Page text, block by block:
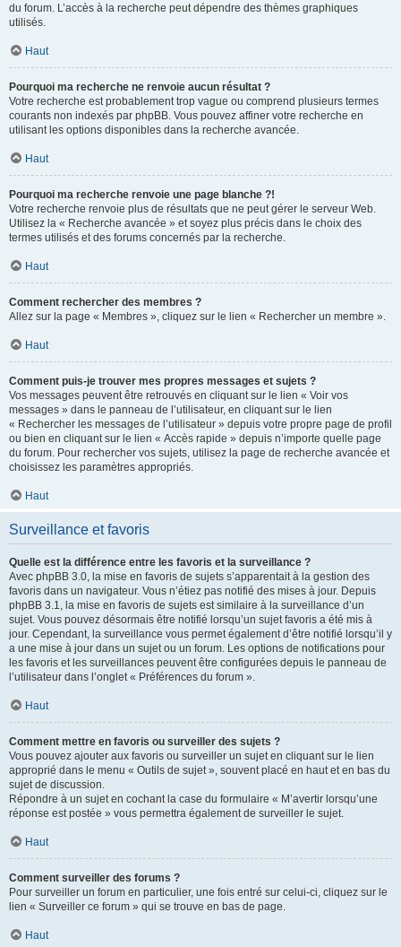
du forum. L’accès à la recherche peut dépendre des thèmes graphiques
utilisés.
Haut
Pourquoi ma recherche ne renvoie aucun résultat ?
Votre recherche est probablement trop vague ou comprend plusieurs termes
courants non indexés par phpBB. Vous pouvez affiner votre recherche en
utilisant les options disponibles dans la recherche avancée.
Haut
Pourquoi ma recherche renvoie une page blanche ?!
Votre recherche renvoie plus de résultats que ne peut gérer le serveur Web.
Utilisez la « Recherche avancée » et soyez plus précis dans le choix des
termes utilisés et des forums concernés par la recherche.
Haut
Comment rechercher des membres ?
Allez sur la page « Membres », cliquez sur le lien « Rechercher un membre ».
Haut
Comment puis-je trouver mes propres messages et sujets ?
Vos messages peuvent être retrouvés en cliquant sur le lien « Voir vos
messages » dans le panneau de l’utilisateur, en cliquant sur le lien
« Rechercher les messages de l’utilisateur » depuis votre propre page de profil
ou bien en cliquant sur le lien « Accès rapide » depuis n’importe quelle page
du forum. Pour rechercher vos sujets, utilisez la page de recherche avancée et
choisissez les paramètres appropriés.
Haut
Surveillance et favoris
Quelle est la différence entre les favoris et la surveillance ?
Avec phpBB 3.0, la mise en favoris de sujets s’apparentait à la gestion des
favoris dans un navigateur. Vous n’étiez pas notifié des mises à jour. Depuis
phpBB 3.1, la mise en favoris de sujets est similaire à la surveillance d’un
sujet. Vous pouvez désormais être notifié lorsqu’un sujet favoris a été mis à
jour. Cependant, la surveillance vous permet également d’être notifié lorsqu’il y
a une mise à jour dans un sujet ou un forum. Les options de notifications pour
les favoris et les surveillances peuvent être configurées depuis le panneau de
l’utilisateur dans l’onglet « Préférences du forum ».
Haut
Comment mettre en favoris ou surveiller des sujets ?
Vous pouvez ajouter aux favoris ou surveiller un sujet en cliquant sur le lien
approprié dans le menu « Outils de sujet », souvent placé en haut et en bas du
sujet de discussion.
Répondre à un sujet en cochant la case du formulaire « M’avertir lorsqu’une
réponse est postée » vous permettra également de surveiller le sujet.
Haut
Comment surveiller des forums ?
Pour surveiller un forum en particulier, une fois entré sur celui-ci, cliquez sur le
lien « Surveiller ce forum » qui se trouve en bas de page.
Haut